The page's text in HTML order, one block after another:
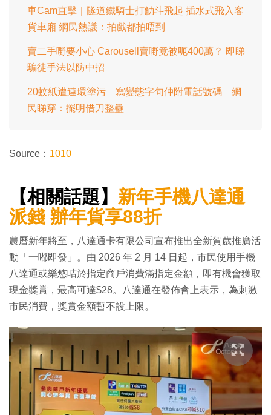
車Cam直擊｜隧道鐵騎士打觔斗飛起 插水式飛入客
貨車廂 網民熱議：拍戲都拍唔到
賣二手嘢要小心 Carousell賣嘢竟被呃400萬？ 即睇
騙徒手法以防中招
20蚊紙遭連環塗污 寫變態字句仲附電話號碼 網
民睇穿：擺明借刀整蠱
Source： 1010
【相關話題】 新年手機八達通
派錢 辦年貨享88折
農曆新年將至，八達通卡有限公司宣布推出全新賀歲推廣活
動「一嘟即發」。由 2026 年 2 月 14 日起，市民使用手機
八達通或樂悠咭於指定商戶消費滿指定金額，即有機會獲取
現金獎賞，最高可達$28。八達通在發佈會上表示，為刺激
市民消費，獎賞金額暫不設上限。